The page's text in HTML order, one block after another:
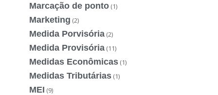
Marcação de ponto (1)
Marketing (2)
Medida Porvisória (2)
Medida Provisória (11)
Medidas Econômicas (1)
Medidas Tributárias (1)
MEI (9)